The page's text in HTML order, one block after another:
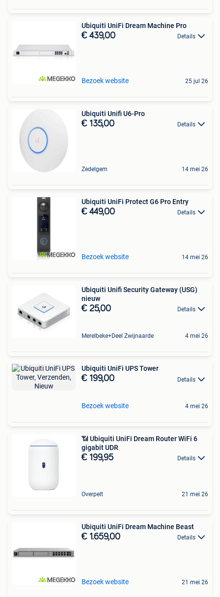
Ubiquiti UniFi Dream Machine Pro
€ 439,00 Details
Bezoek website 25 jul 26
Ubiquiti Unifi U6-Pro
€ 135,00 Details
Zedelgem 14 mei 26
Ubiquiti UniFi Protect G6 Pro Entry
€ 449,00 Details
Bezoek website 14 mei 26
Ubiquiti Unifi Security Gateway (USG)
nieuw
€ 25,00 Details
Merelbeke+Deel Zwijnaarde 4 mei 26
Ubiquiti UniFi UPS Tower
€ 199,00 Details
Bezoek website 4 mei 26
📶 Ubiquiti UniFi Dream Router WiFi 6
gigabit UDR
€ 199,95 Details
Overpelt 21 mei 26
Ubiquiti UniFi Dream Machine Beast
€ 1.659,00 Details
Bezoek website 21 mei 26